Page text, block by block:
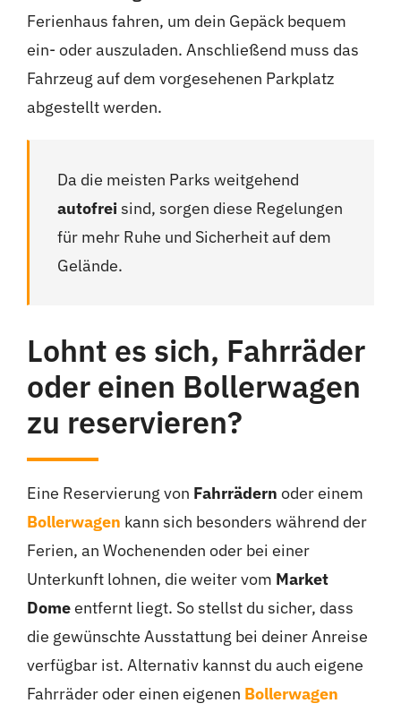
Ferienhaus fahren, um dein Gepäck bequem
ein- oder auszuladen. Anschließend muss das
Fahrzeug auf dem vorgesehenen Parkplatz
abgestellt werden.
Da die meisten Parks weitgehend
autofrei sind, sorgen diese Regelungen
für mehr Ruhe und Sicherheit auf dem
Gelände.
Lohnt es sich, Fahrräder
oder einen Bollerwagen
zu reservieren?
Eine Reservierung von Fahrrädern oder einem
Bollerwagen kann sich besonders während der
Ferien, an Wochenenden oder bei einer
Unterkunft lohnen, die weiter vom Market
Domeentfernt liegt. So stellst du sicher, dass
die gewünschte Ausstattung bei deiner Anreise
verfügbar ist. Alternativ kannst du auch eigene
Fahrräder oder einen eigenen Bollerwagen